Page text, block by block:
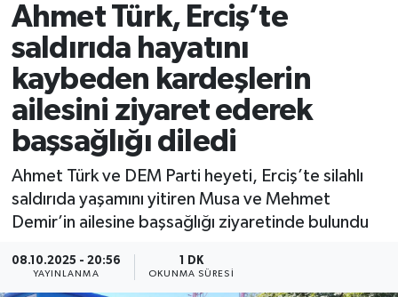
Ahmet Türk, Erciş’te
saldırıda hayatını
kaybeden kardeşlerin
ailesini ziyaret ederek
başsağlığı diledi
Ahmet Türk ve DEM Parti heyeti, Erciş’te silahlı
saldırıda yaşamını yitiren Musa ve Mehmet
Demir’in ailesine başsağlığı ziyaretinde bulundu
08.10.2025 - 20:56
YAYINLANMA
1 DK
OKUNMA SÜRESI